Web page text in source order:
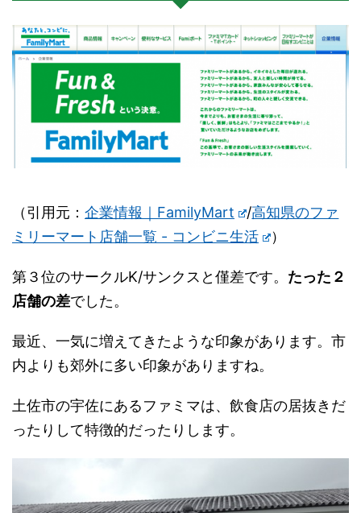
（引用元： 企業情報｜FamilyMart /高知県のファ
ミリーマート店舗一覧 - コンビニ生活
）
第３位のサークルK/サンクスと僅差です。 たった２
店舗の差でした。
最近、一気に増えてきたような印象があります。市
内よりも郊外に多い印象がありますね。
土佐市の宇佐にあるファミマは、飲食店の居抜きだ
ったりして特徴的だったりします。